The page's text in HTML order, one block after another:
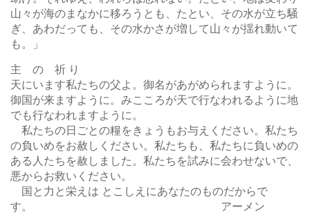
山々が海のまなかに移ろうとも、たとい、その水が立ち騒
ぎ、あわだっても、その水かさが増して山々が揺れ動いて
も。」
主 の 祈 り
天にいます私たちの父よ。御名があがめられますように。
御国が来ますように。みこころが天で行なわれるように地
でも行なわれますように。
私たちの日ごとの糧をきょうもお与えください。私たち
の負いめをお赦しください。私たちも、私たちに負いめの
ある人たちを赦しました。私たちを試みに会わせないで、
悪からお救いください。
国と力と栄えは とこしえにあなたのものだからで
す。 アーメン